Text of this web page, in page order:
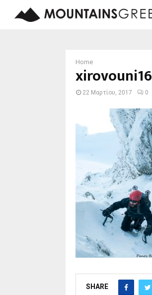
Home
xirovouni16
22 Μαρτίου, 2017 0
SHARE